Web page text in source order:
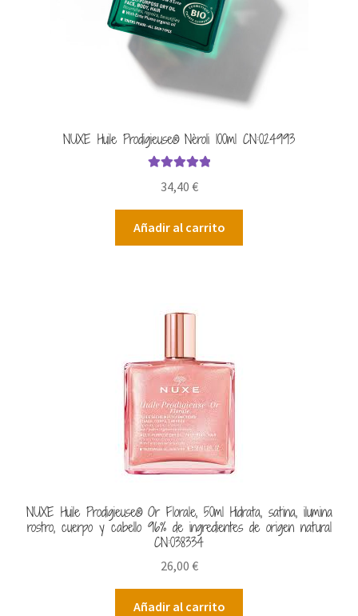
NUXE Huile Prodigieuse® Nèroli 100ml CN:024993
5.00
34,40 €
Añadir al carrito
NUXE Huile Prodigieuse® Or Florale, 50ml Hidrata, satina, ilumina
rostro, cuerpo y cabello 96% de ingredientes de origen natural
CN:038334
26,00 €
Añadir al carrito